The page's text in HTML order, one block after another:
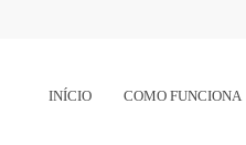
INÍCIO COMO FUNCIONA